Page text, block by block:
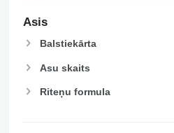
Asis
Balstiekārta
Asu skaits
Riteņu formula